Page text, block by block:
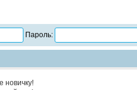
Пароль:
новичку!